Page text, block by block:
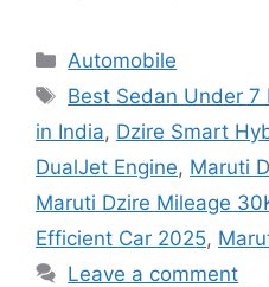
Categories
Automobile
Tags
Best Sedan Under 7
in India, Dzire Smart
DualJet Engine, Maruti
Maruti Dzire Mileage
Efficient Car 2025,
Leave a comment